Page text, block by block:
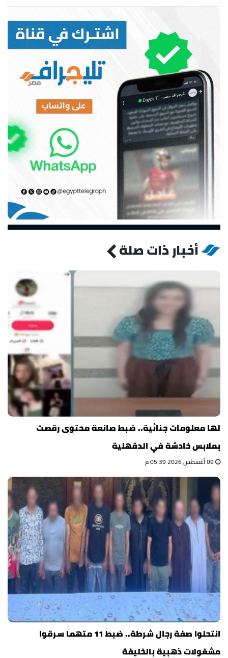
أخبار ذات صلة
لها معلومات جنائية.. ضبط صانعة محتوى رقصت
بملابس خادشة في الدقهلية
انتحلوا صفة رجال شرطة.. ضبط 11 متهما سرقوا
مشغولات ذهبية بالخليفة